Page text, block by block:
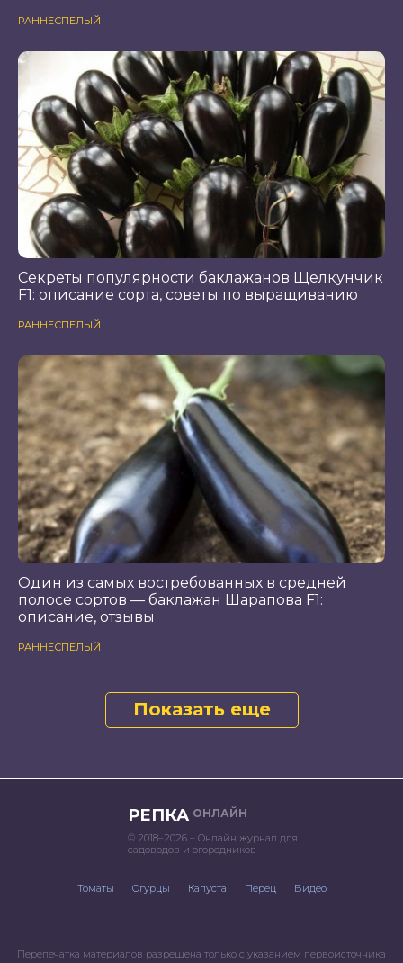
РАННЕСПЕЛЫЙ
Секреты популярности баклажанов Щелкунчик
F1: описание сорта, советы по выращиванию
РАННЕСПЕЛЫЙ
Один из самых востребованных в средней
полосе сортов — баклажан Шарапова F1:
описание, отзывы
РАННЕСПЕЛЫЙ
Показать еще
РЕПКА ОНЛАЙН
© 2018–2026 – Онлайн журнал для
садоводов и огородников
Томаты Огурцы Капуста Перец Видео
Перепечатка материалов разрешена только с указанием первоисточника